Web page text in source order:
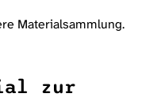
Materialsammlung.
zur